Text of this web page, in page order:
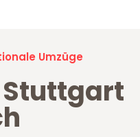
Umzüge
Stuttgart